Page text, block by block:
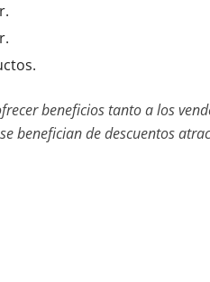
beneficios tanto a los
benefician de descuentos